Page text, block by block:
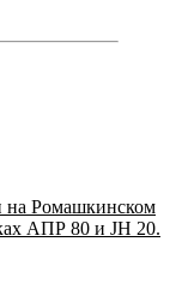
на Ромашкинском
АПР 80 и JH 20.